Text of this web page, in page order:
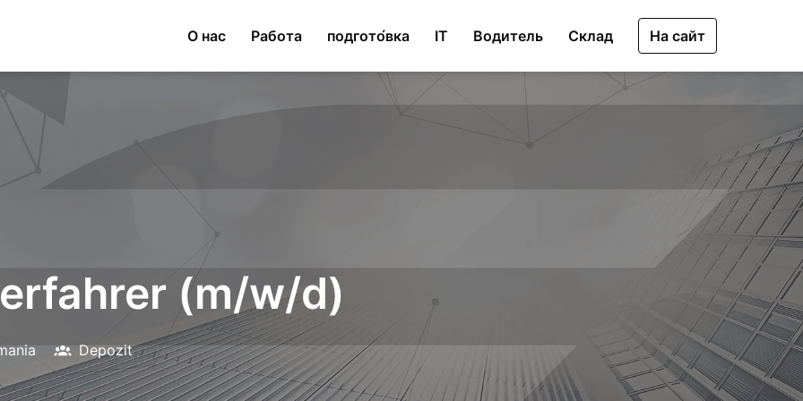
О нас Работа подгото́вка IT Водитель Склад На сайт
(m/w/d)
Depozit